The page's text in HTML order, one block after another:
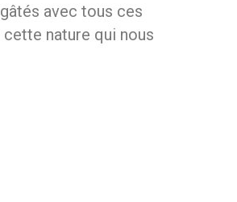
avec tous ces
cette nature qui nous